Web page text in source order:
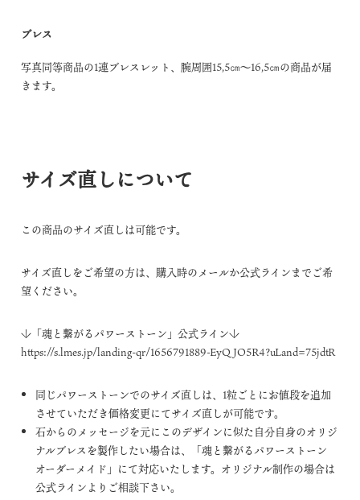
ブレス
写真同等商品の1連ブレスレット、腕周囲15,5㎝～16,5㎝の商品が届
きます。
サイズ直しについて
この商品のサイズ直しは可能です。
サイズ直しをご希望の方は、購入時のメールか公式ラインまでご希
望ください。
↓「魂と繋がるパワーストーン」公式ライン↓
https://s.lmes.jp/landing-qr/1656791889-EyQJO5R4?uLand=75jdtR
同じパワーストーンでのサイズ直しは、1粒ごとにお値段を追加
させていただき価格変更にてサイズ直しが可能です。
石からのメッセージを元にこのデザインに似た自分自身のオリジ
ナルブレスを製作したい場合は、「魂と繋がるパワーストーン
オーダーメイド」にて対応いたします。オリジナル制作の場合は
公式ライン よりご相談下さい。